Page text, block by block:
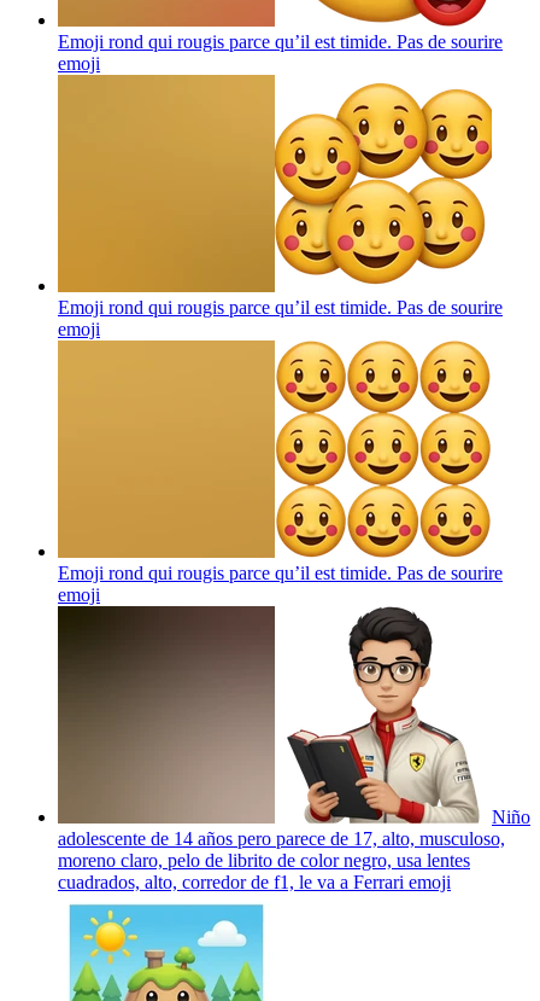
Emoji rond qui rougis parce qu’il est timide. Pas de sourire
emoji
Emoji rond qui rougis parce qu’il est timide. Pas de sourire
emoji
Emoji rond qui rougis parce qu’il est timide. Pas de sourire
emoji
Niño
adolescente de 14 años pero parece de 17, alto, musculoso,
moreno claro, pelo de librito de color negro, usa lentes
cuadrados, alto, corredor de f1, le va a Ferrari emoji